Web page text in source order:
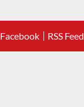
Facebook RSS Feed